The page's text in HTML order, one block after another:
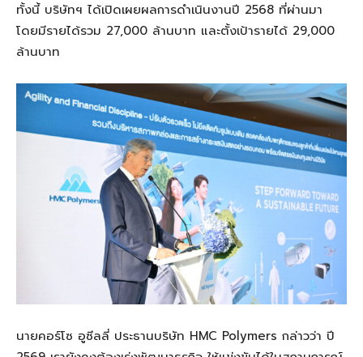
ทั้งนี้ บริษัทฯ ได้เปิดเผยผลการดำเนินงานปี 2568 ที่ผ่านมา
โดยมีรายได้รวม 27,000 ล้านบาท และตั้งเป้ารายได้ 29,000
ล้านบาท
นายคอร์โซ อูซีลลี่ ประธานบริษัท HMC Polymers กล่าวว่า ปี